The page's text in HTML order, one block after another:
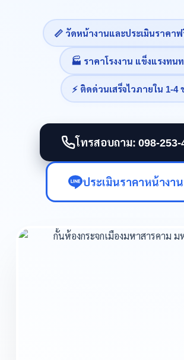
📏 วัดหน้างานและประเมินราคาฟ
🏭 ราคาโรงงาน แข็งแรงทน
⚡ ติดด่วนเสร็จไวภายใน 1-4
โทรสอบถาม: 098-253-
ประเมินราคาหน้างา